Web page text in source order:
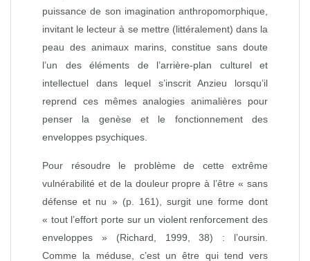
puissance de son imagination anthropomorphique,
invitant le lecteur à se mettre (littéralement) dans la
peau des animaux marins, constitue sans doute
l’un des éléments de l’arrière‑plan culturel et
intellectuel dans lequel s’inscrit Anzieu lorsqu’il
reprend ces mêmes analogies animalières pour
penser la genèse et le fonctionnement des
enveloppes psychiques.
Pour résoudre le problème de cette extrême
vulnérabilité et de la douleur propre à l’être « sans
défense et nu » (p. 161), surgit une forme dont
« tout l’effort porte sur un violent renforcement des
enveloppes » (Richard, 1999, 38) : l’oursin.
Comme la méduse, c’est un être qui tend vers